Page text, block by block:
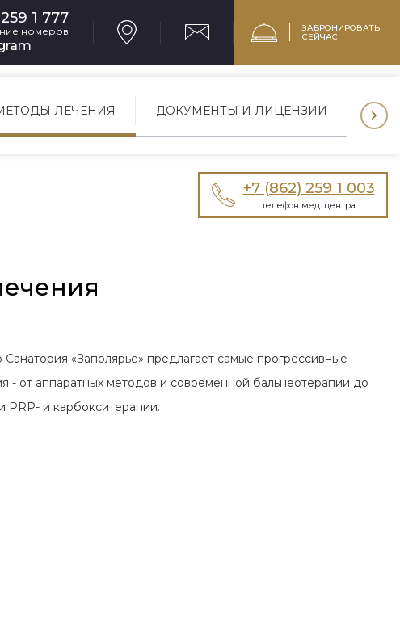
1 777
номеров
ЗАБРОНИРОВАТЬ
СЕЙЧАС
ЛЕЧЕНИЯ ДОКУМЕНТЫ И ЛИЦЕНЗИИ
+7 (862) 259 1 003
телефон мед. центра
«Заполярье» предлагает самые прогрессивные
- от аппаратных методов и современной бальнеотерапии до
PRP- и карбокситерапии.